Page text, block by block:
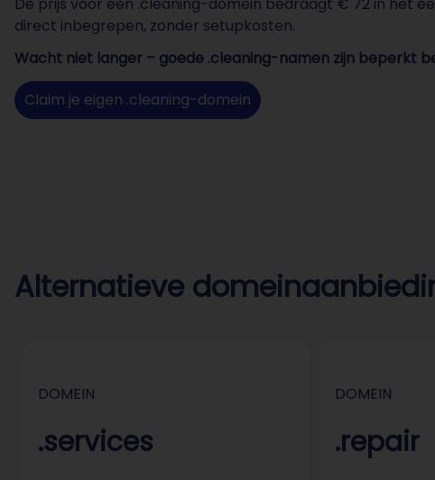
direct inbegrepen, zonder setupkosten.
Wacht niet langer – goede .cleaning-namen zijn beperkt
Claim je eigen .cleaning-domein
Alternatieve
DOMEIN
.services
DOMEIN
.repair